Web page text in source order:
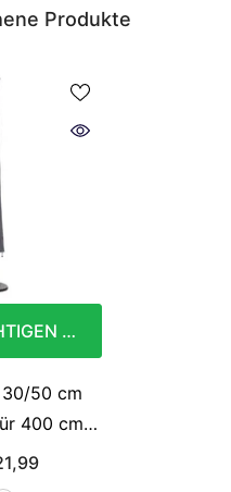
Produkte
BENACHRICHTIGEN SIE MICH
50 cm
400 cm
Oxford-